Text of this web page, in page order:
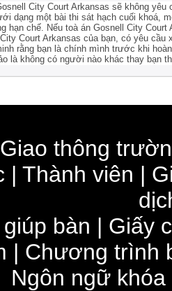
City Court Arkansas sẽ không
dạng một bài thi sát hạch cuối khoá,
hạn chế. Nếu toà án Gosnell City
Court Arkansas của bạn, có yêu
rằng bạn là chính mình trước khi
là không có người nào khác thay bạn
Giao thông
| Thành viên |
bàn | Giấy
| Chương trình
Ngôn ngữ khóa